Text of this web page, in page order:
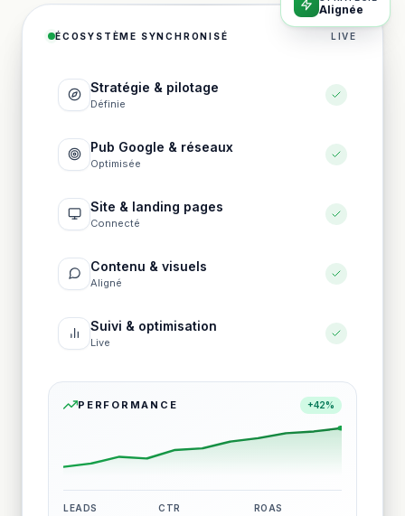
ÉCOSYSTÈME SYNCHRONISÉ LIVE
Stratégie & pilotage
Définie
Pub Google & réseaux
Optimisée
Site & landing pages
Connecté
Contenu & visuels
Aligné
Suivi & optimisation
Live
PERFORMANCE +42%
LEADS CTR ROAS
Alignée